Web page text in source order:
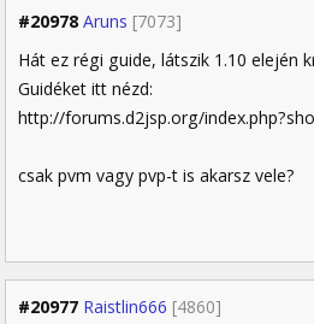
#20978 Aruns [7073]
Hát ez régi guide, látszik 1.10 elején
Guidéket itt nézd:
http://forums.d2jsp.org/
csak pvm vagy pvp-t is akarsz vele?
#20977 Raistlin666 [4860]